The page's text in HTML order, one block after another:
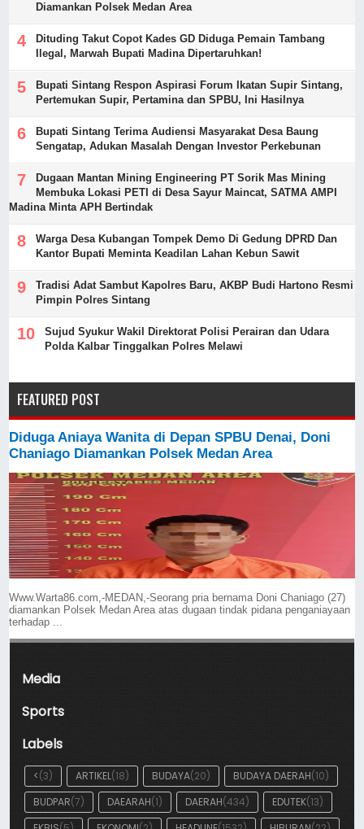
Diamankan Polsek Medan Area
Dituding Takut Copot Kades GD Diduga Pemain Tambang
Ilegal, Marwah Bupati Madina Dipertaruhkan!
Bupati Sintang Respon Aspirasi Forum Ikatan Supir Sintang,
Pertemukan Supir, Pertamina dan SPBU, Ini Hasilnya
Bupati Sintang Terima Audiensi Masyarakat Desa Baung
Sengatap, Adukan Masalah Dengan Investor Perkebunan
Dugaan Mantan Mining Engineering PT Sorik Mas Mining
Membuka Lokasi PETI di Desa Sayur Maincat, SATMA AMPI
Madina Minta APH Bertindak
Warga Desa Kubangan Tompek Demo Di Gedung DPRD Dan
Kantor Bupati Meminta Keadilan Lahan Kebun Sawit
Tradisi Adat Sambut Kapolres Baru, AKBP Budi Hartono Resmi
Pimpin Polres Sintang
Sujud Syukur Wakil Direktorat Polisi Perairan dan Udara
Polda Kalbar Tinggalkan Polres Melawi
FEATURED POST
Diduga Aniaya Wanita di Depan SPBU Denai, Doni
Chaniago Diamankan Polsek Medan Area
Www.Warta86.com,-MEDAN,-Seorang pria bernama Doni Chaniago (27)
diamankan Polsek Medan Area atas dugaan tindak pidana penganiayaan
terhadap ...
Media
Sports
Labels
<(3) ARTIKEL(18) BUDAYA(20) BUDAYA DAERAH(10)
BUDPAR(7) DAEARAH(1) DAERAH(434) EDUTEK(13)